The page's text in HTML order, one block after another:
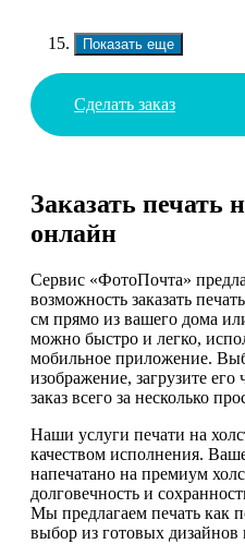
Показать еще
Сделать заказ
Заказать печать
онлайн
Сервис «ФотоПочта»
возможность заказать
см прямо из вашего дома
можно быстро и легко,
мобильное приложение.
изображение, загрузите
заказ всего за несколько
Наши услуги печати на
качеством исполнения.
напечатано на премиум
долговечность и
Мы предлагаем печать как
выбор из готовых дизайнов